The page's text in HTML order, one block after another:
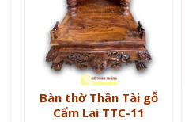
Bàn thờ Thần Tài gỗ
Cẩm Lai TTC-11